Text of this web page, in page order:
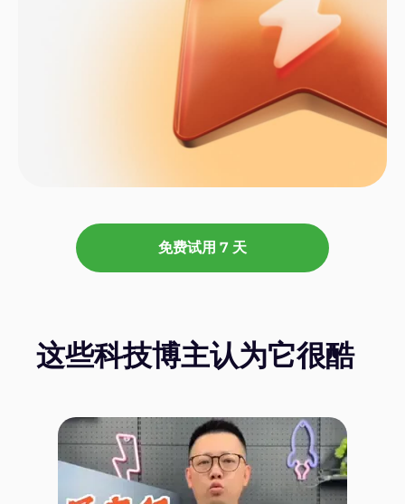
免费试用 7 天
这些科技博主认为它很酷